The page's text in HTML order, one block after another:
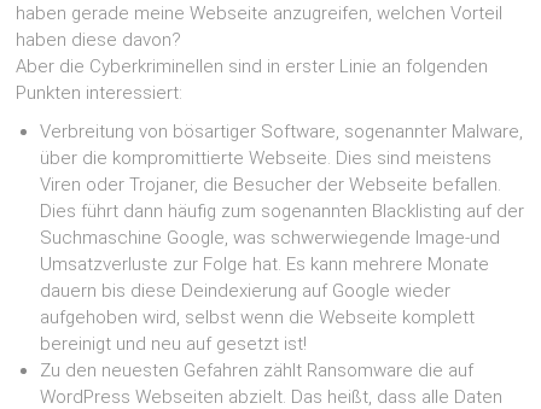
haben gerade meine Webseite anzugreifen, welchen Vorteil
haben diese davon?
Aber die Cyberkriminellen sind in erster Linie an folgenden
Punkten interessiert:
Verbreitung von bösartiger Software, sogenannter Malware,
über die kompromittierte Webseite. Dies sind meistens
Viren oder Trojaner, die Besucher der Webseite befallen.
Dies führt dann häufig zum sogenannten Blacklisting auf der
Suchmaschine Google, was schwerwiegende Image-und
Umsatzverluste zur Folge hat. Es kann mehrere Monate
dauern bis diese Deindexierung auf Google wieder
aufgehoben wird, selbst wenn die Webseite komplett
bereinigt und neu auf gesetzt ist!
Zu den neuesten Gefahren zählt Ransomware die auf
WordPress Webseiten abzielt. Das heißt, dass alle Daten